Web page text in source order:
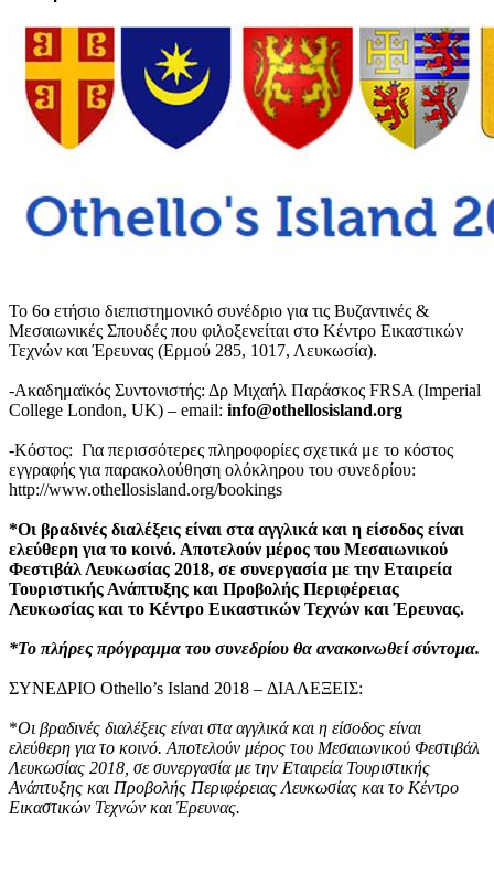
Το 6ο ετήσιο διεπιστημονικό συνέδριο για τις Βυζαντινές &
Μεσαιωνικές Σπουδές που φιλοξενείται στο Κέντρο Εικαστικών
Τεχνών και Έρευνας (Ερμού 285, 1017, Λευκωσία).
-Ακαδημαϊκός Συντονιστής: Δρ Μιχαήλ Παράσκος FRSA (Imperial
College London, UK) – email: info@othellosisland.org
-Κόστος: Για περισσότερες πληροφορίες σχετικά με το κόστος
εγγραφής για παρακολούθηση ολόκληρου του συνεδρίου:
http://www.othellosisland.org/bookings
*Οι βραδινές διαλέξεις είναι στα αγγλικά και η είσοδος είναι
ελεύθερη για το κοινό. Αποτελούν μέρος του Μεσαιωνικού
Φεστιβάλ Λευκωσίας 2018, σε συνεργασία με την Εταιρεία
Τουριστικής Ανάπτυξης και Προβολής Περιφέρειας
Λευκωσίας και το Κέντρο Εικαστικών Τεχνών και Έρευνας.
*Το πλήρες πρόγραμμα του συνεδρίου θα ανακοινωθεί σύντομα.
ΣΥΝΕΔΡΙΟ Othello’s Island 2018 – ΔΙΑΛΕΞΕΙΣ:
*Οι βραδινές διαλέξεις είναι στα αγγλικά και η είσοδος είναι
ελεύθερη για το κοινό. Αποτελούν μέρος του Μεσαιωνικού Φεστιβάλ
Λευκωσίας 2018, σε συνεργασία με την Εταιρεία Τουριστικής
Ανάπτυξης και Προβολής Περιφέρειας Λευκωσίας και το Κέντρο
Εικαστικών Τεχνών και Έρευνας.